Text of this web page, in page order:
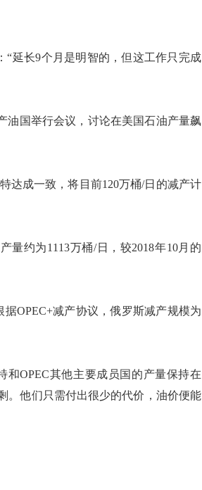
延长9个月是明智的，但这工作只完成
国举行会议，讨论在美国石油产量飙
成一致，将目前120万桶/日的减产计
约为1113万桶/日，较2018年10月的
OPEC+减产协议，俄罗斯减产规模为
OPEC其他主要成员国的产量保持在
。他们只需付出很少的代价，油价便能